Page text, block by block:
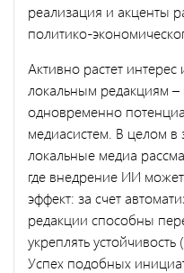
реализация и акценты
политико-
Активно растет
локальным редакциям –
одновременно
медиасистем. В целом в
локальные медиа
где внедрение ИИ
эффект: за счет
редакции способны
укреплять
Успех подобных